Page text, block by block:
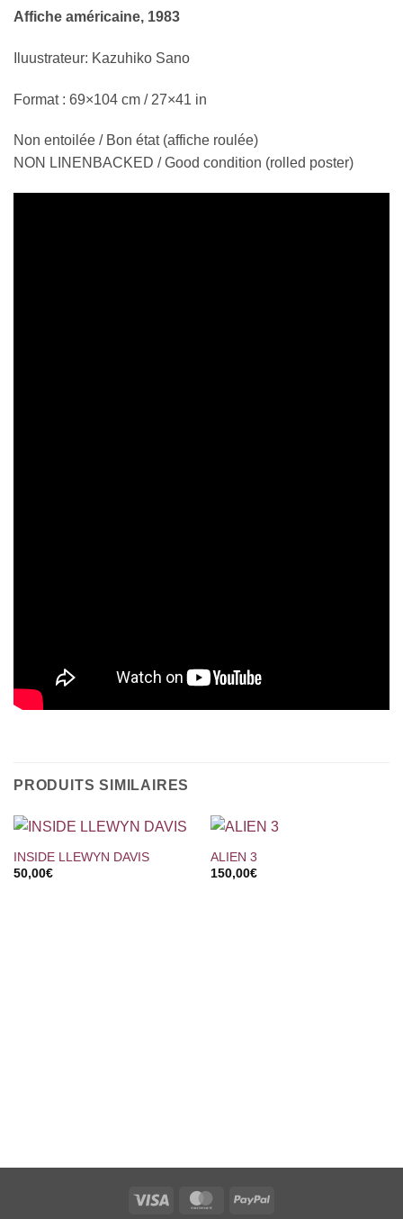
Affiche américaine, 1983
Iluustrateur: Kazuhiko Sano
Format : 69×104 cm / 27×41 in
Non entoilée / Bon état (affiche roulée)
NON LINENBACKED / Good condition (rolled poster)
PRODUITS SIMILAIRES
INSIDE LLEWYN DAVIS
50,00€
ALIEN 3
150,00€
Visa MasterCardPayPal